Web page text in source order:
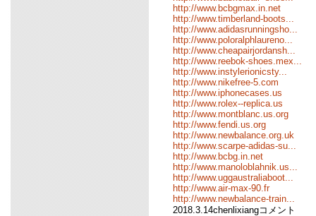
http://www.bcbgmax.in.net
http://www.timberland-boots...
http://www.adidasrunningsho...
http://www.poloralphlaureno...
http://www.cheapairjordansh...
http://www.reebok-shoes.mex...
http://www.instylerionicsty...
http://www.nikefree-5.com
http://www.iphonecases.us
http://www.rolex--replica.us
http://www.montblanc.us.org
http://www.fendi.us.org
http://www.newbalance.org.uk
http://www.scarpe-adidas-su...
http://www.bcbg.in.net
http://www.manoloblahnik.us...
http://www.uggaustraliaboot...
http://www.air-max-90.fr
http://www.newbalance-train...
2018.3.14chenlixiangコメント